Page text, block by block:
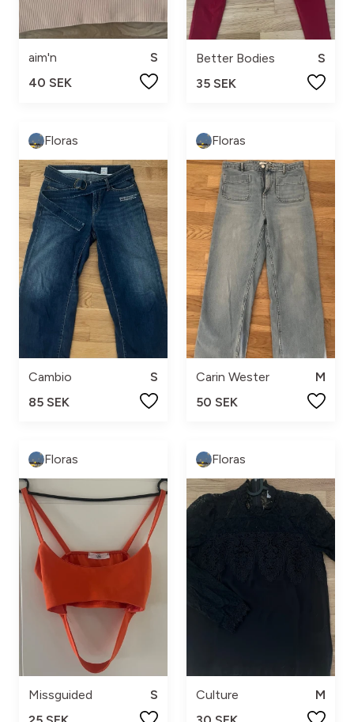
aim'n
S
40 SEK
Better Bodies
S
35 SEK
Floras
Cambio
S
85 SEK
Floras
Carin Wester
M
50 SEK
Floras
Missguided
S
Floras
Culture
M